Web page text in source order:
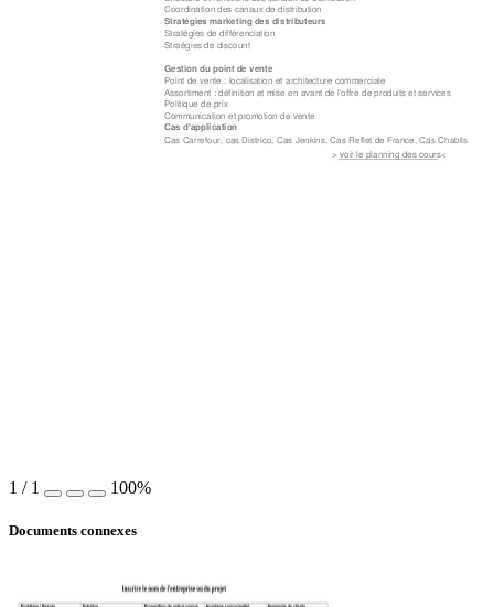
Coordination des canaux de distribution
Stratégies marketing des distributeurs
Stratégies de différenciation
Straégies de discount
Gestion du point de vente
Point de vente : localisation et architecture commerciale
Assortiment : définition et mise en avant de l'offre de produits et services
Politique de prix
Communication et promotion de vente
Cas d'app lication
Cas Carrefour, cas Districo, Cas Jenkins, Cas Reflet de France, Cas Chablis
> voir le planning des cours <
1 / 1 100%
Documents connexes